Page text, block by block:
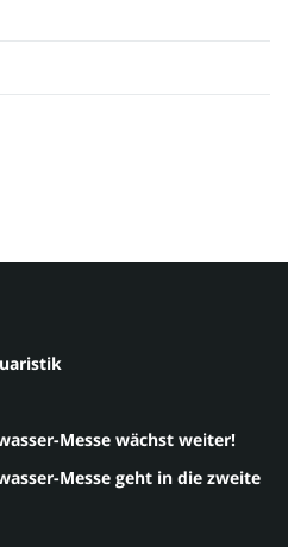
Messe wächst weiter!
Messe geht in die zweite